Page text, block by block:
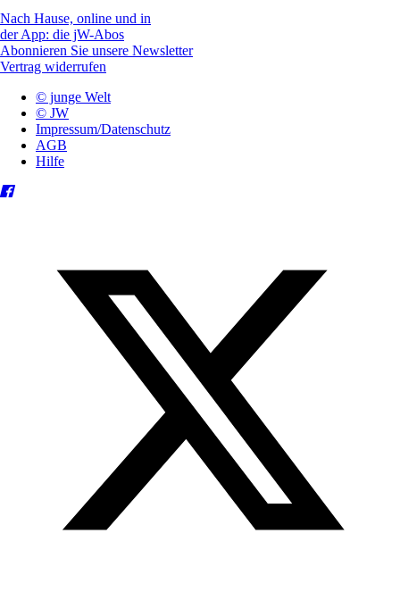
Nach Hause, online und in
der App: die jW-Abos
Abonnieren Sie unsere Newsletter
Vertrag widerrufen
© junge Welt
© JW
Impressum/Datenschutz
AGB
Hilfe